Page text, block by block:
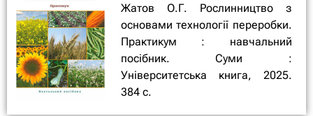
Жатов О.Г. Рослинництво з
основами технології переробки.
Практикум : навчальний
посібник. Суми :
Університетська книга, 2025.
384 с.